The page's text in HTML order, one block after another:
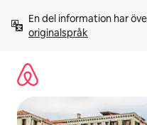
innehåll
En del information har
originalspråk